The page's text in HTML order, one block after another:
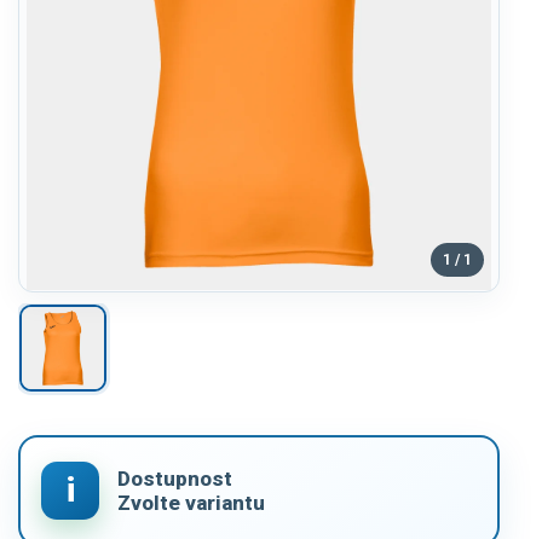
1 / 1